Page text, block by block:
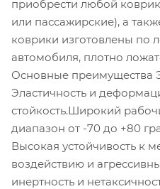
приобрести любой
или пассажирские), а
коврики изготовлены по
автомобиля, плотно
Основные преимущества
Эластичность и
стойкость.Широкий
диапазон от -70 до +80
Высокая устойчивость к
воздействию и
инертность и